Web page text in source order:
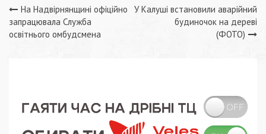
Навігація
записів
На Надвірнянщині офіційно
запрацювала Служба
освітнього омбудсмена
У Калуші встановили аварійний
будиночок на дереві
(ФОТО)